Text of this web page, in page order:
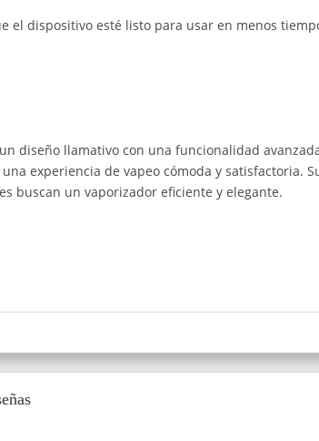
el dispositivo esté listo para usar en menos
diseño llamativo con una funcionalidad
experiencia de vapeo cómoda y satisfactoria.
buscan un vaporizador eficiente y elegante.